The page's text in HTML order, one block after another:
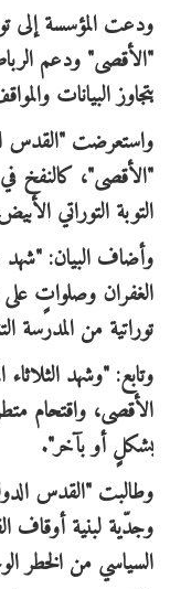
ودعت المؤسسة إلى
"الأقصى" ودعم
يتجاوز البيانات
واستعرضت "القدس
"الأقصى"، كالنفخ
التوبة التوراتي
وأضاف البيان: "شهد
الغفران وصلواتٍ
توراتية من المدرسة
وتابع: "وشهد
الأقصى، واقتحام
بشكلٍ أو بآخر".
وطالبت "القدس
وجدّية لبنية أوقاف
السياسي من الخطر